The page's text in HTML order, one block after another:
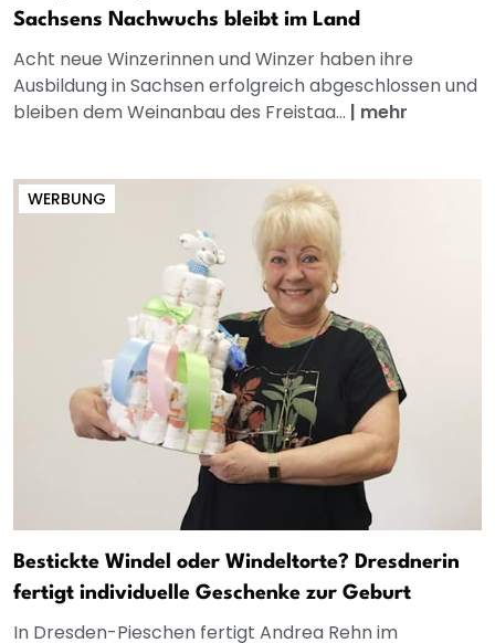
Sachsens Nachwuchs bleibt im Land
Acht neue Winzerinnen und Winzer haben ihre
Ausbildung in Sachsen erfolgreich abgeschlossen und
bleiben dem Weinanbau des Freistaa... | mehr
WERBUNG
Bestickte Windel oder Windeltorte? Dresdnerin
fertigt individuelle Geschenke zur Geburt
In Dresden-Pieschen fertigt Andrea Rehn im